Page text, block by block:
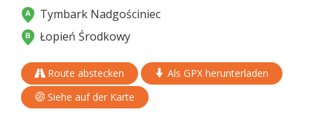
Tymbark Nadgościniec
Łopień Środkowy
Route abstecken
Als GPX herunterladen
Siehe auf der Karte